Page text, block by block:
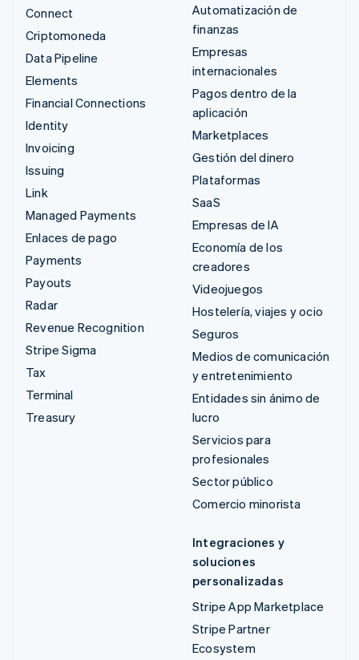
Connect
Criptomoneda
Data Pipeline
Elements
Financial Connections
Identity
Invoicing
Issuing
Link
Managed Payments
Enlaces de pago
Payments
Payouts
Radar
Revenue Recognition
Stripe Sigma
Tax
Terminal
Treasury
Automatización de
finanzas
Empresas
internacionales
Pagos dentro de la
aplicación
Marketplaces
Gestión del dinero
Plataformas
SaaS
Empresas de IA
Economía de los
creadores
Videojuegos
Hostelería, viajes y ocio
Seguros
Medios de comunicación
y entretenimiento
Entidades sin ánimo de
lucro
Servicios para
profesionales
Sector público
Comercio minorista
Integraciones y
soluciones
personalizadas
Stripe App Marketplace
Stripe Partner
Ecosystem